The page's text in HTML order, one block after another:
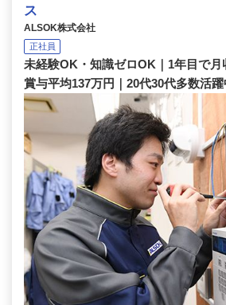
ス
ALSOK株式会社
正社員
未経験OK・知識ゼロOK｜1年目で月
賞与平均137万円｜20代30代多数活躍